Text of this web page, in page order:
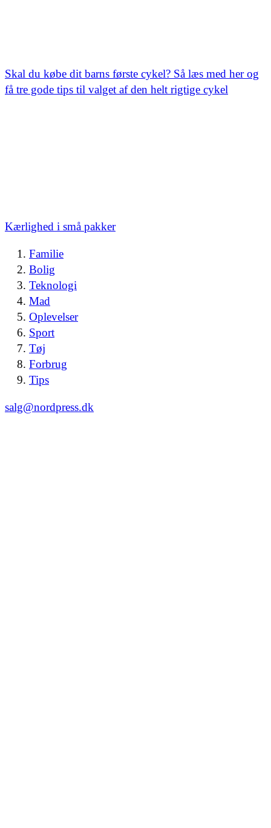
Skal du købe dit barns første cykel? Så læs med her og
få tre gode tips til valget af den helt rigtige cykel
Kærlighed i små pakker
Familie
Bolig
Teknologi
Mad
Oplevelser
Sport
Tøj
Forbrug
Tips
salg@nordpress.dk